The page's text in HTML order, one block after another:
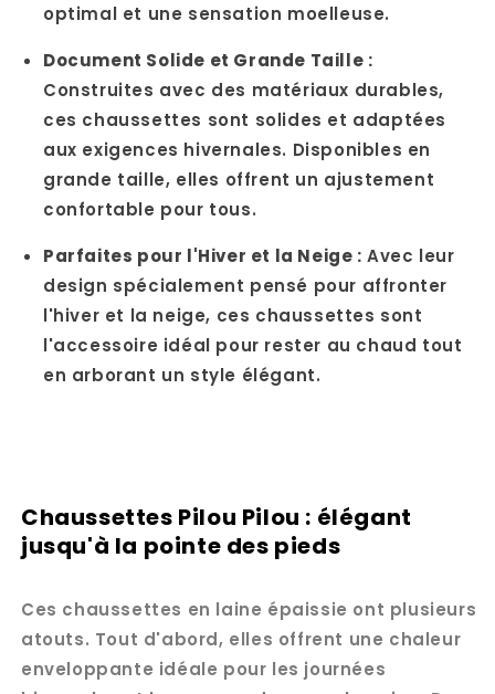
optimal et une sensation moelleuse.
Document Solide et Grande Taille :
Construites avec des matériaux durables,
ces chaussettes sont solides et adaptées
aux exigences hivernales. Disponibles en
grande taille, elles offrent un ajustement
confortable pour tous.
Parfaites pour l'Hiver et la Neige : Avec leur
design spécialement pensé pour affronter
l'hiver et la neige, ces chaussettes sont
l'accessoire idéal pour rester au chaud tout
en arborant un style élégant.
Chaussettes Pilou Pilou : élégant
jusqu'à la pointe des pieds
Ces chaussettes en laine épaissie ont plusieurs
atouts. Tout d'abord, elles offrent une chaleur
enveloppante idéale pour les journées